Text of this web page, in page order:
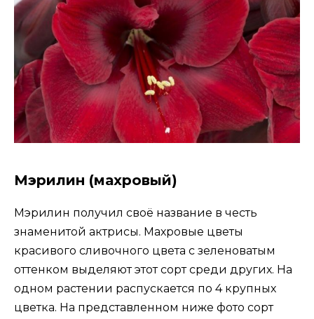
Мэрилин (махровый)
Мэрилин получил своё название в честь
знаменитой актрисы. Махровые цветы
красивого сливочного цвета с зеленоватым
оттенком выделяют этот сорт среди других. На
одном растении распускается по 4 крупных
цветка. На представленном ниже фото сорт